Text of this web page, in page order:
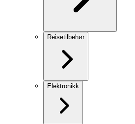
Reisetilbehør
Elektronikk